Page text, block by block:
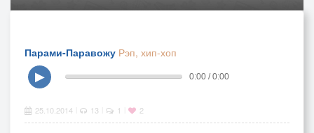
Парами-Паравожу Рэп, хип-хоп
▶
0:00 / 0:00
25.10.2014 13 1 2